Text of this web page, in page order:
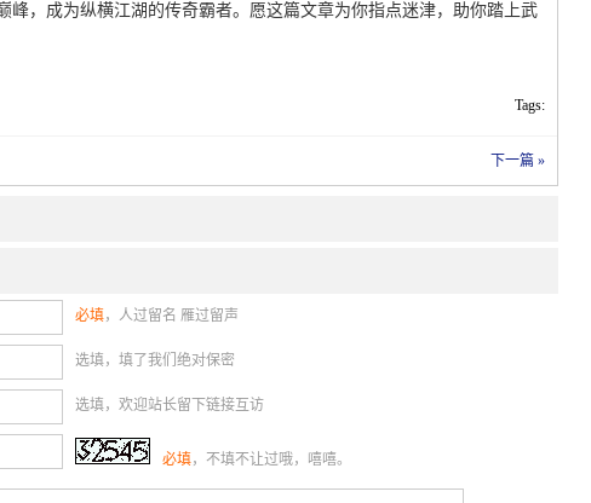
峰，成为纵横江湖的传奇霸者。愿这篇文章为你指点迷津，助你踏上武
Tags:
下一篇 »
必填，人过留名 雁过留声
选填，填了我们绝对保密
选填，欢迎站长留下链接互访
必填，不填不让过哦，嘻嘻。